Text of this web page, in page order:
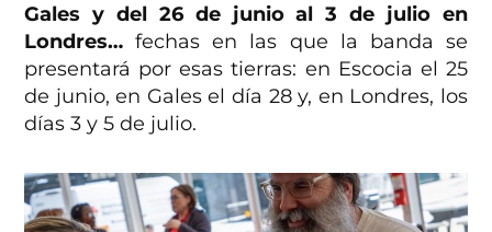
Gales y del 26 de junio al 3 de julio en
Londres… fechas en las que la banda se
presentará por esas tierras: en Escocia el 25
de junio, en Gales el día 28 y, en Londres, los
días 3 y 5 de julio.